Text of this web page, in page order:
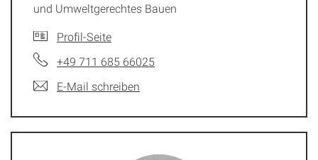
und Umweltgerechtes Bauen
Profil-Seite
+49 711 685 66025
E-Mail schreiben